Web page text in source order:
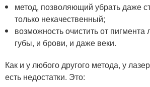
метод, позволяющий убрать даже
только некачественный;
возможность очистить от
губы, и брови, и даже веки.
Как и у любого другого метода, у
есть недостатки. Это: